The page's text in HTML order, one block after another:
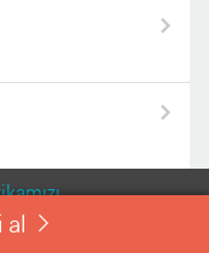
al right